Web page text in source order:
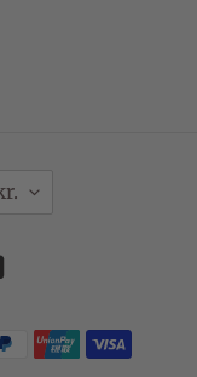
YouTube